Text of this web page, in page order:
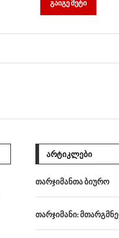
ᲒᲐᲘᲒᲔ ᲛᲔᲢᲘ
ᲐᲠᲢᲘᲙᲚᲔᲑᲘ
თარჯიმანთა ბიურო
თარჯიმანი: